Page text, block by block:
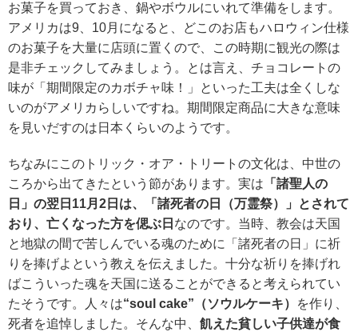
お菓子を買っておき、鍋やボウルにいれて準備をします。
アメリカは9、10月になると、どこのお店もハロウィン仕様
のお菓子を大量に店頭に置くので、この時期に観光の際は
是非チェックしてみましょう。とは言え、チョコレートの
味が「期間限定のカボチャ味！」といった工夫は全くしな
いのがアメリカらしいですね。期間限定商品に大きな意味
を見いだすのは日本くらいのようです。
ちなみにこのトリック・オア・トリートの文化は、中世の
ころから出てきたという節があります。実は 「諸聖人の
日」の翌日11月2日は、「諸死者の日（万霊祭）」とされて
おり、亡くなった方を偲ぶ日 なのです。当時、教会は天国
と地獄の間で苦しんでいる魂のために「諸死者の日」に祈
りを捧げよという教えを伝えました。十分な祈りを捧げれ
ばこういった魂を天国に送ることができると考えられてい
たそうです。人々は“soul cake”（ソウルケーキ）
を作り、
死者を追悼しました。そんな中、 飢えた貧しい子供達が食